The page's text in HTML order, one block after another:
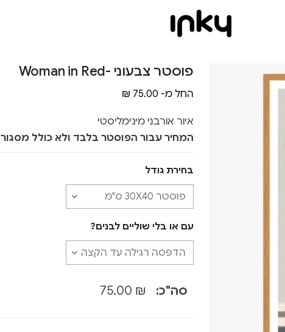
פוסטר צבעוני -Woman in Red
החל מ- ₪ 75.00
איור אורבני מינימליסטי
המחיר עבור הפוסטר בלבד ולא כולל מסגור
בחירת גודל
עם או בלי שוליים לבנים?
סה"כ: ₪